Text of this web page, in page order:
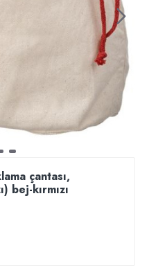
çantası,
bej-kırmızı